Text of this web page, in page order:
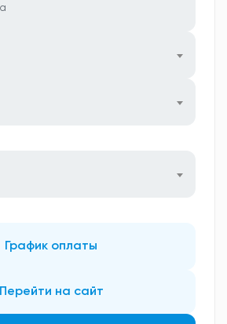
График оплаты
Перейти на сайт